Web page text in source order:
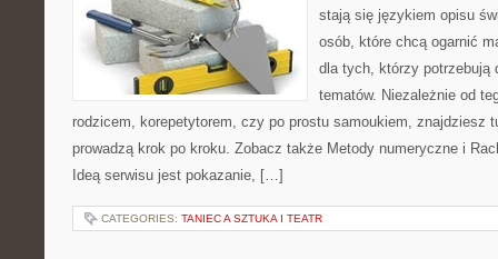
stają się językiem opisu
osób, które chcą ogarnić
dla tych, którzy potrzebują
tematów. Niezależnie od
rodzicem, korepetytorem, czy po prostu samoukiem, znajdziesz
prowadzą krok po kroku. Zobacz także Metody numeryczne i
Ideą serwisu jest pokazanie, […]
CATEGORIES: TANIEC A SZTUKA I TEATR